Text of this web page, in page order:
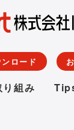
ロード
り組み